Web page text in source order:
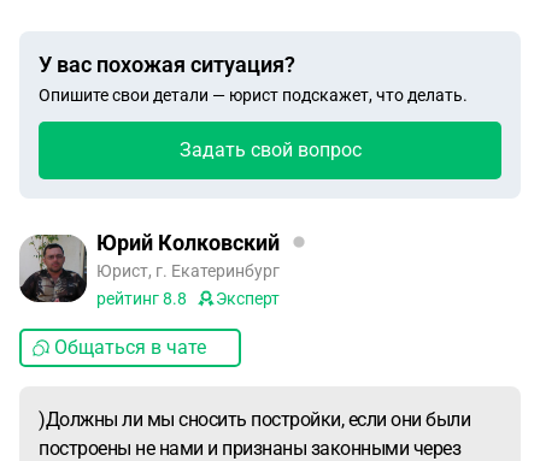
У вас похожая ситуация?
Опишите свои детали — юрист подскажет, что делать.
Задать свой вопрос
Юрий Колковский
Юрист, г. Екатеринбург
рейтинг8.8 Эксперт
Общаться в чате
)Должны ли мы сносить постройки, если они были
построены не нами и признаны законными через